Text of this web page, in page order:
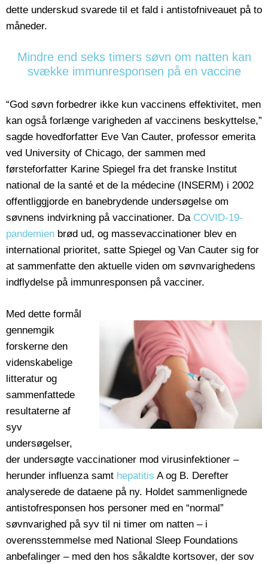
dette underskud svarede til et fald i antistofniveauet på to
måneder.
Mindre end seks timers søvn om natten kan
svække immunresponsen på en vaccine
“God søvn forbedrer ikke kun vaccinens effektivitet, men
kan også forlænge varigheden af vaccinens beskyttelse,”
sagde hovedforfatter Eve Van Cauter, professor emerita
ved University of Chicago, der sammen med
førsteforfatter Karine Spiegel fra det franske Institut
national de la santé et de la médecine (INSERM) i 2002
offentliggjorde en banebrydende undersøgelse om
søvnens indvirkning på vaccinationer. Da COVID-19-
pandemien brød ud, og massevaccinationer blev en
international prioritet, satte Spiegel og Van Cauter sig for
at sammenfatte den aktuelle viden om søvnvarighedens
indflydelse på immunresponsen på vacciner.
Med dette formål
gennemgik
forskerne den
videnskabelige
litteratur og
sammenfattede
resultaterne af
syv
undersøgelser,
der undersøgte vaccinationer mod virusinfektioner –
herunder influenza samt hepatitis A og B. Derefter
analyserede de dataene på ny. Holdet sammenlignede
antistofresponsen hos personer med en “normal”
søvnvarighed på syv til ni timer om natten – i
overensstemmelse med National Sleep Foundations
anbefalinger – med den hos såkaldte kortsover, der sov